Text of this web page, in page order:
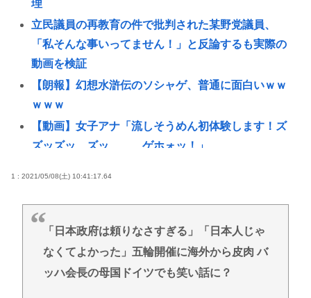
理
立民議員の再教育の件で批判された某野党議員、
「私そんな事いってません！」と反論するも実際の
動画を検証
【朗報】幻想水滸伝のソシャゲ、普通に面白いｗｗ
ｗｗｗ
【動画】女子アナ「流しそうめん初体験します！ズ
ズッズッ…ズッ………ゲホォッ！」
【画像悲報】吉野家の新メニュー「極旨ステーキ定
食(1498円)」、肉の量が少なすぎて大炎上してしま
う…www
【悲報】NHKさん、女がいかにイージーモードかを
1 : 2021/05/08(土) 10:41:17.64
「日本政府は頼りなさすぎる」「日本人じゃ
なくてよかった」五輪開催に海外から皮肉 バ
ッハ会長の母国ドイツでも笑い話に？